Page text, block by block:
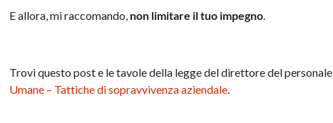
E allora, mi raccomando, non limitare il tuo impegno.
Trovi questo post e le tavole della legge del direttore del
Umane – Tattiche di sopravvivenza aziendale.